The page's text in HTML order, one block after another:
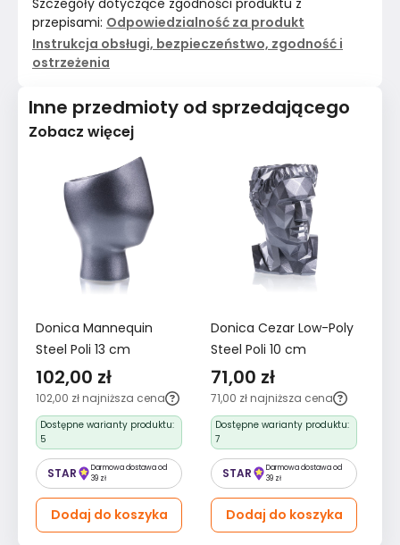
Szczegóły dotyczące zgodności produktu z
przepisami: Odpowiedzialność za produkt
Instrukcja obsługi, bezpieczeństwo, zgodność i
ostrzeżenia
Inne przedmioty od sprzedającego
Zobacz więcej
Donica Mannequin
Steel Poli 13 cm
102,00 zł
102,00 zł najniższa cena
Dostępne warianty produktu:
5
STAR
Darmowa dostawa od
39 zł
Dodaj do koszyka
Donica Cezar Low-Poly
Steel Poli 10 cm
71,00 zł
71,00 zł najniższa cena
Dostępne warianty produktu:
7
STAR
Darmowa dostawa od
39 zł
Dodaj do koszyka